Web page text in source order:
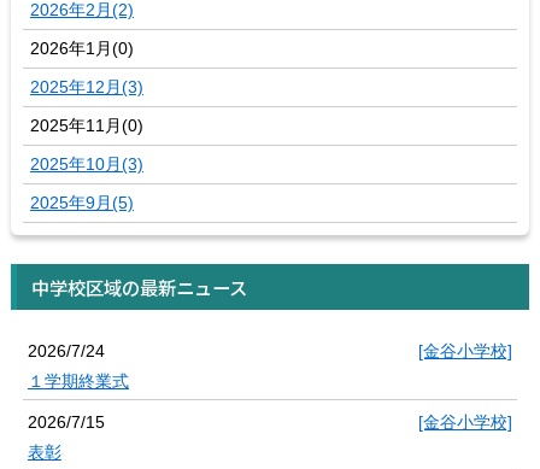
2026年2月(2)
2026年1月(0)
2025年12月(3)
2025年11月(0)
2025年10月(3)
2025年9月(5)
中学校区域の最新ニュース
2026/7/24
[金谷小学校]
１学期終業式
2026/7/15
[金谷小学校]
表彰